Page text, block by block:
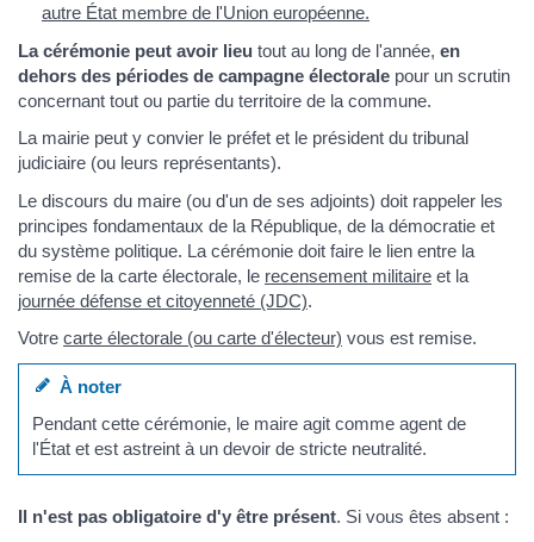
autre État membre de l'Union européenne.
La cérémonie peut avoir lieu tout au long de l'année, en
dehors des périodes de campagne électorale pour un scrutin
concernant tout ou partie du territoire de la commune.
La mairie peut y convier le préfet et le président du tribunal
judiciaire (ou leurs représentants).
Le discours du maire (ou d'un de ses adjoints) doit rappeler les
principes fondamentaux de la République, de la démocratie et
du système politique. La cérémonie doit faire le lien entre la
remise de la carte électorale, le recensement militaire et la
journée défense et citoyenneté (JDC).
Votre carte électorale (ou carte d'électeur) vous est remise.
À noter
Pendant cette cérémonie, le maire agit comme agent de
l'État et est astreint à un devoir de stricte neutralité.
Il n'est pas obligatoire d'y être présent. Si vous êtes absent :